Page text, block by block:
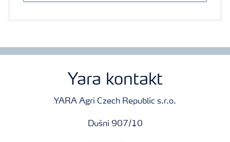
Yara kontakt
YARA Agri Czech Republic s.r.o.
Dušní 907/10